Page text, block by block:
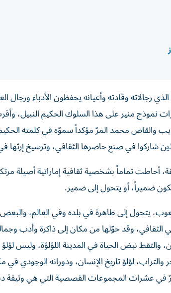
رجالاته وقادته وأعيانه يحفظون الأدباء ورجال
نموذج منير على هذا السلوك الحكيم
والقاص محمد المرّ مؤكداً سموّه في كلمته
شاركوا في صنع حاضرها الثقافي، وترسيخ إرثها في
تماماً بشخصية ثقافية إماراتية أصيلة مرتكزة
ضميراً، أو يتحول إلى ضمير.
يتحول إلى ظاهرة في بلده وفي العالم،
الثقافي، وقد حوّلها من مكان إلى ذاكرة وأدب
والتقط نبض الحياة في المدينة اللؤلؤة، وليس
لؤلؤ تاريخ الإنسان، ودورانه الوجودي في
في عشرات المجموعات القصصية التي هي وثيقة